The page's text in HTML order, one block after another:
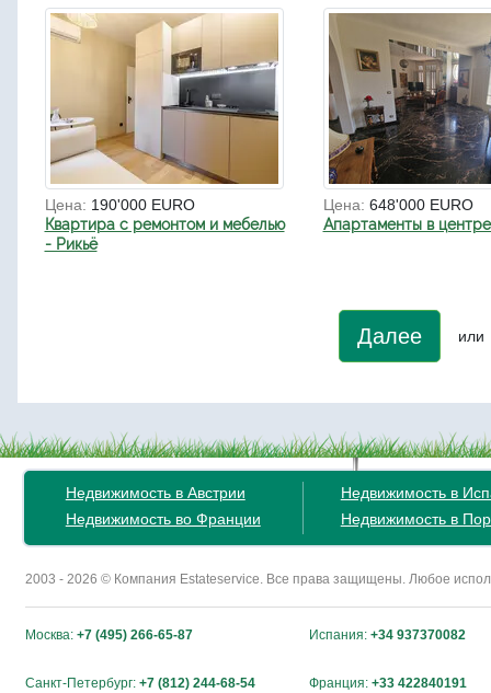
Цена: 190'000 EURO
Квартира с ремонтом и мебелью
- Рикьё
Цена: 648'000 EURO
Апартаменты в
Далее или
Недвижимость в Австрии
Недвижимость во Франции
Недвижимость в
Недвижимость в
2003 - 2026 © Компания Estateservice. Все права защищены. Любое
Москва: +7 (495) 266-65-87 Испания: +34 937370082
Санкт-Петербург: +7 (812) 244-68-54 Франция: +33 422840191